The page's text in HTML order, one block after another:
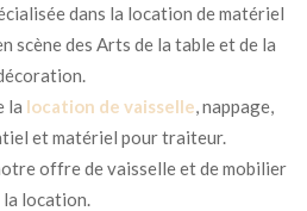
dans la location de matériel
scène des Arts de la table et de la
la location de vaisselle, nappage,
et matériel pour traiteur.
offre de vaisselle et de mobilier
la location.